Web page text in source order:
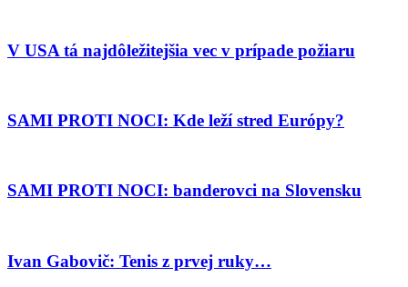
V USA tá najdôležitejšia vec v prípade požiaru
SAMI PROTI NOCI: Kde leží stred Európy?
SAMI PROTI NOCI: banderovci na Slovensku
Ivan Gabovič: Tenis z prvej ruky…